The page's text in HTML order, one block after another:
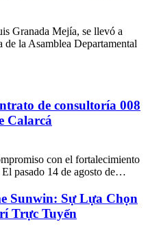
Granada Mejía, se llevó a
de la Asamblea Departamental
de consultoría 008
Calarcá
con el fortalecimiento
pasado 14 de agosto de…
Sunwin: Sự Lựa Chọn
Trực Tuyến